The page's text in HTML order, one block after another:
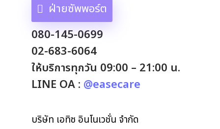
ฝ่ายซัพพอร์ต
080-145-0699
02-683-6064
ให้บริการทุกวัน 09:00 – 21:00 น.
LINE OA : @easecare
บริษัท เอทิซ อินโนเวชั่น จำกัด